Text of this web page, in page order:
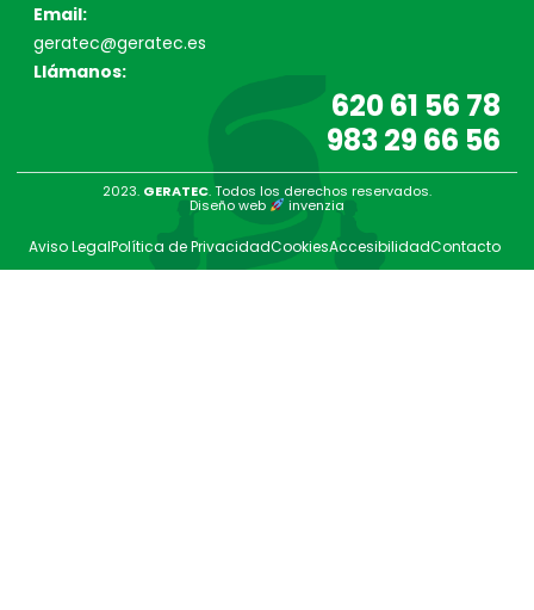
Email:
geratec@geratec.es
Llámanos:
620 61 56 78
983 29 66 56
2023. GERATEC. Todos los derechos reservados.
Diseño web invenzia
Aviso LegalPolítica de PrivacidadCookiesAccesibilidadContacto